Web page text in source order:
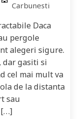
Carbunesti
Daca
pergole
alegeri sigure.
dar gasiti si
cel mai mult va
de la distanta
sau
[…]